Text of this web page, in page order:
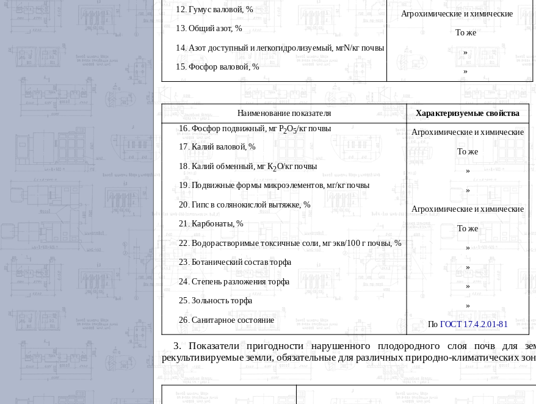
12. Гумус валовой, %
Агрохимические и химические
13. Общий азот, %
То же
14. Азот доступный и легкогидролизуемый, мгN/кг почвы
»
15. Фосфор валовой, %
»
Наименование показателя
Характеризуемые свойства
16. Фосфор подвижный, мг Р2О5/кг почвы Агрохимические и химические
17. Калий валовой, %
То же
18. Калий обменный, мг К2О/кг почвы
»
19. Подвижные формы микроэлементов, мг/кг почвы
»
20. Гипс в солянокислой вытяжке, %
Агрохимические и химические
21. Карбонаты, %
То же
22. Водорастворимые токсичные соли, мг экв/100 г почвы, %
»
23. Ботанический состав торфа
»
24. Степень разложения торфа
»
25. Зольность торфа
»
26. Санитарное состояние
По ГОСТ 17.4.2.01-81
3. Показатели пригодности нарушенного плодородного слоя почв для
рекультивируемые земли, обязательные для различных природно-климатических